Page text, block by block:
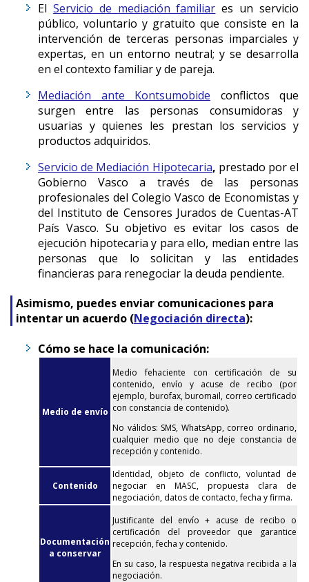
El Servicio de mediación familiar es un servicio
público, voluntario y gratuito que consiste en la
intervención de terceras personas imparciales y
expertas, en un entorno neutral; y se desarrolla
en el contexto familiar y de pareja.
Mediación ante Kontsumobide conflictos que
surgen entre las personas consumidoras y
usuarias y quienes les prestan los servicios y
productos adquiridos.
Servicio de Mediación Hipotecaria, prestado por el
Gobierno Vasco a través de las personas
profesionales del Colegio Vasco de Economistas y
del Instituto de Censores Jurados de Cuentas-AT
País Vasco. Su objetivo es evitar los casos de
ejecución hipotecaria y para ello, median entre las
personas que lo solicitan y las entidades
financieras para renegociar la deuda pendiente.
Asimismo, puedes enviar comunicaciones para
intentar un acuerdo (Negociación directa):
Cómo se hace la comunicación:
Medio de envío
Medio fehaciente con certificación de su
contenido, envío y acuse de recibo (por
ejemplo, burofax, buromail, correo certificado
con constancia de contenido).
No válidos: SMS, WhatsApp, correo ordinario,
cualquier medio que no deje constancia de
recepción y contenido.
Contenido
Identidad, objeto de conflicto, voluntad de
negociar en MASC, propuesta clara de
negociación, datos de contacto, fecha y firma.
Documentación
a conservar
Justificante del envío + acuse de recibo o
certificación del proveedor que garantice
recepción, fecha y contenido.
En su caso, la respuesta negativa recibida a la
negociación.